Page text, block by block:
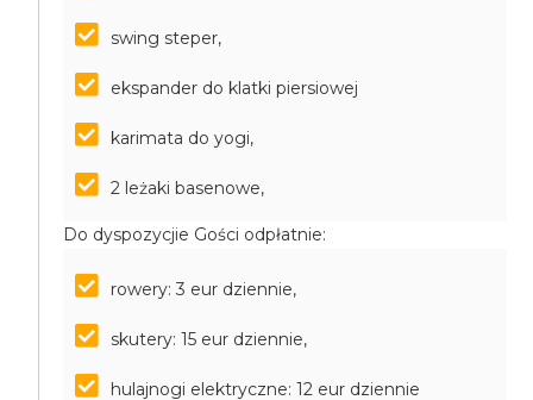
swing steper,
ekspander do klatki piersiowej
karimata do yogi,
2 leżaki basenowe,
Do dyspozycjie Gości odpłatnie:
rowery: 3 eur dziennie,
skutery: 15 eur dziennie,
hulajnogi elektryczne: 12 eur dziennie